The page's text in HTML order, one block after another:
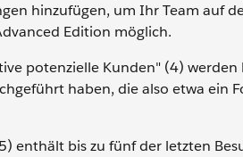
hinzufügen, um Ihr Team auf
Edition möglich.
potenzielle Kunden" (4)
haben, die also etwa ein
enthält bis zu fünf der letzten